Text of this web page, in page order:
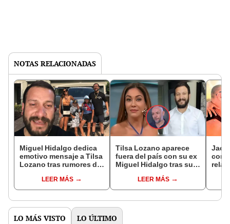
NOTAS RELACIONADAS
Miguel Hidalgo dedica
emotivo mensaje a Tilsa
Lozano tras rumores de
parte de tus triunfos"
LEER MÁS
Tilsa Lozano aparece
fuera del país con su ex
Miguel Hidalgo tras su
Mora: "Aunque la
sociedad no esté
LEER MÁS
LO MÁS VISTO LO ÚLTIMO